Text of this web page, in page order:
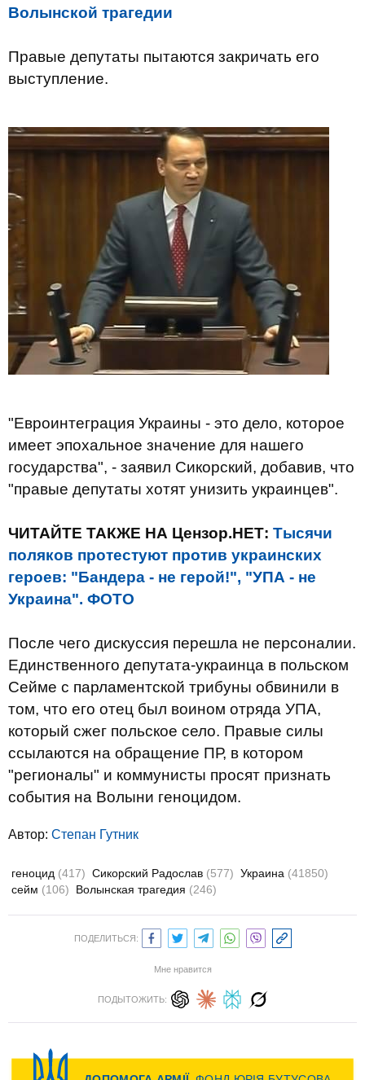
Волынской трагедии
Правые депутаты пытаются закричать его
выступление.
"Евроинтеграция Украины - это дело, которое
имеет эпохальное значение для нашего
государства", - заявил Сикорский, добавив, что
"правые депутаты хотят унизить украинцев".
ЧИТАЙТЕ ТАКЖЕ НА Цензор.НЕТ: Тысячи
поляков протестуют против украинских
героев: "Бандера - не герой!", "УПА - не
Украина". ФОТО
После чего дискуссия перешла не персоналии.
Единственного депутата-украинца в польском
Сейме с парламентской трибуны обвинили в
том, что его отец был воином отряда УПА,
который сжег польское село. Правые силы
ссылаются на обращение ПР, в котором
"регионалы" и коммунисты просят признать
события на Волыни геноцидом.
Автор: Степан Гутник
геноцид (417) Сикорский Радослав (577) Украина (41850)
сейм (106) Волынская трагедия (246)
ПОДЕЛИТЬСЯ:
Мне нравится
ПОДЫТОЖИТЬ: